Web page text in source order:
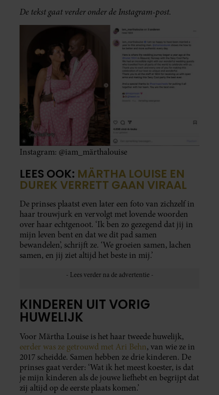
De tekst gaat verder onder de Instagram-post.
Instagram: @iam_märthalouise
LEES OOK: MÄRTHA LOUISE EN
DUREK VERRETT GAAN VIRAAL
De prinses plaatst even later een foto van zichzelf in
haar trouwjurk en vervolgt met lovende woorden
over haar echtgenoot. ‘Ik ben zo gezegend dat jij in
mijn leven bent en dat we dit pad samen
bewandelen’, schrijft ze. ‘We groeien samen, lachen
samen, en jij ziet altijd het beste in mij.’
KINDEREN UIT VORIG
HUWELIJK
Voor Märtha Louise is het haar tweede huwelijk,
eerder was ze getrouwd met Ari Behn, van wie ze in
2017 scheidde. Samen hebben ze drie kinderen. De
prinses gaat verder: ‘Wat ik het meest koester, is dat
je mijn kinderen als de jouwe liefhebt en begrijpt dat
zij altijd op de eerste plaats komen.’